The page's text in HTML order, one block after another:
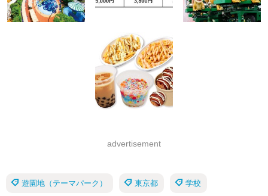
advertisement
遊園地（テーマパーク） 東京都 学校